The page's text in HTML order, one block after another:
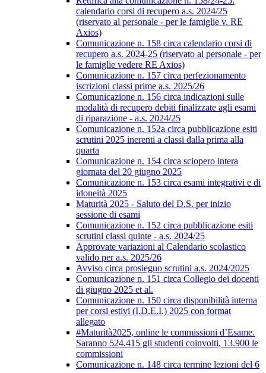
calendario corsi di recupero a.s. 2024/25
(riservato al personale - per le famiglie v. RE
Axios)
Comunicazione n. 158 circa calendario corsi di
recupero a.s. 2024-25 (riservato al personale - per
le famiglie vedere RE Axios)
Comunicazione n. 157 circa perfezionamento
iscrizioni classi prime a.s. 2025/26
Comunicazione n. 156 circa indicazioni sulle
modalità di recupero debiti finalizzate agli esami
di riparazione - a.s. 2024/25
Comunicazione n. 152a circa pubblicazione esiti
scrutini 2025 inerenti a classi dalla prima alla
quarta
Comunicazione n. 154 circa sciopero intera
giornata del 20 giugno 2025
Comunicazione n. 153 circa esami integrativi e di
idoneità 2025
Maturità 2025 - Saluto del D.S. per inizio
sessione di esami
Comunicazione n. 152 circa pubblicazione esiti
scrutini classi quinte - a.s. 2024/25
Approvate variazioni al Calendario scolastico
valido per a.s. 2025/26
Avviso circa prosieguo scrutini a.s. 2024/2025
Comunicazione n. 151 circa Collegio dei docenti
di giugno 2025 et al.
Comunicazione n. 150 circa disponibilità interna
per corsi estivi (I.D.E.I.) 2025 con format
allegato
#Maturità2025, online le commissioni d’Esame.
Saranno 524.415 gli studenti coinvolti, 13.900 le
commissioni
Comunicazione n. 148 circa termine lezioni del 6